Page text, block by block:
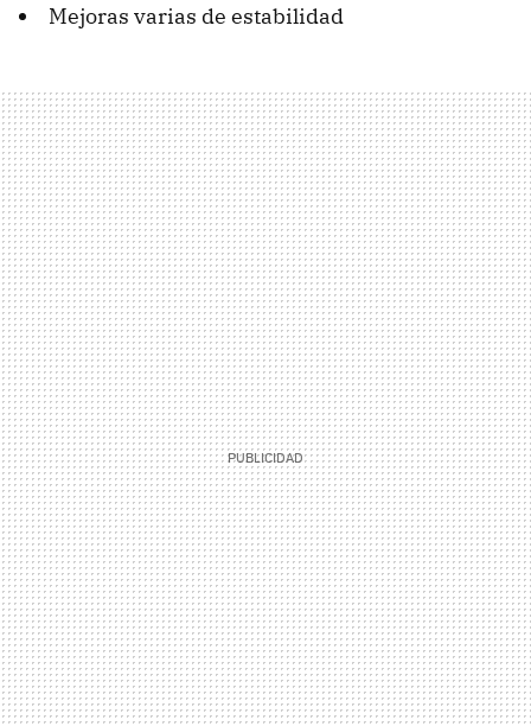
Mejoras varias de estabilidad